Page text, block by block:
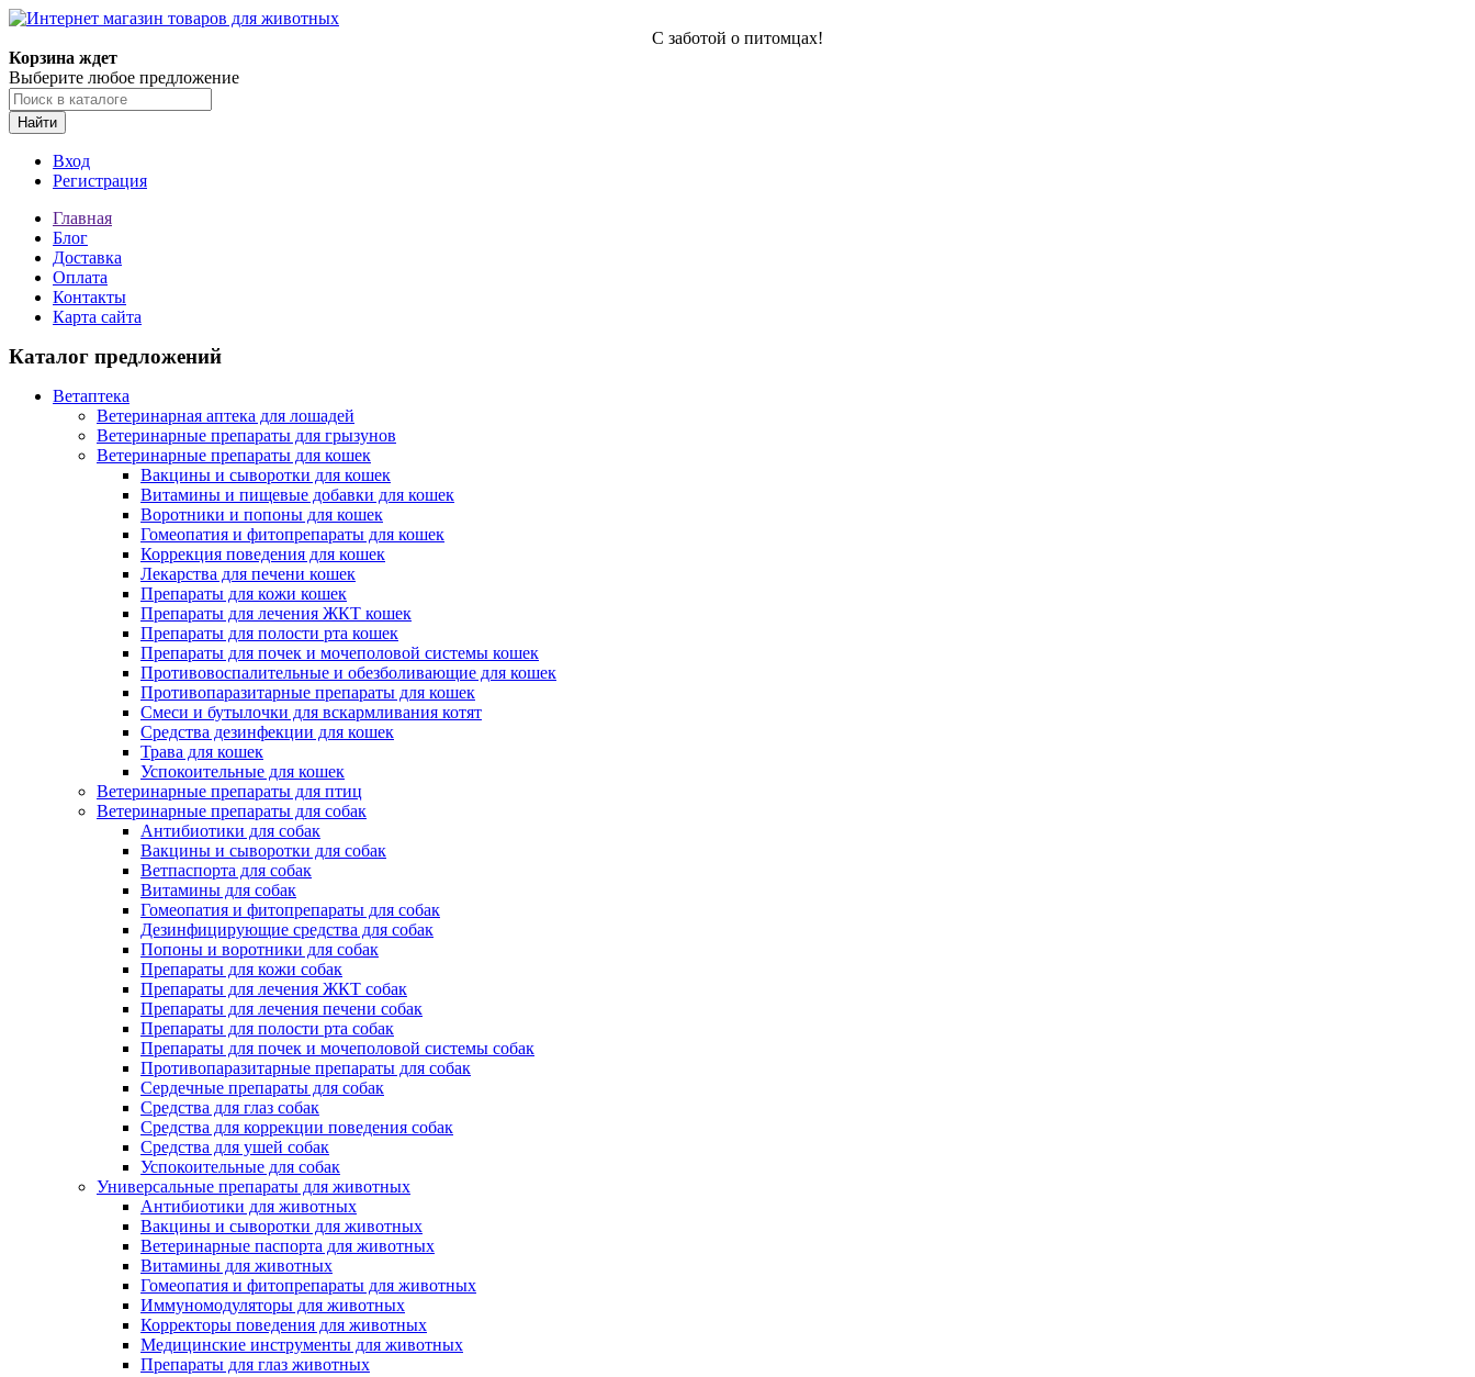
С заботой о питомцах!
Корзина ждет
Выберите любое предложение
Найти
Вход
Регистрация
Главная
Блог
Доставка
Оплата
Контакты
Карта сайта
Каталог предложений
Ветаптека
Ветеринарная аптека для лошадей
Ветеринарные препараты для грызунов
Ветеринарные препараты для кошек
Вакцины и сыворотки для кошек
Витамины и пищевые добавки для кошек
Воротники и попоны для кошек
Гомеопатия и фитопрепараты для кошек
Коррекция поведения для кошек
Лекарства для печени кошек
Препараты для кожи кошек
Препараты для лечения ЖКТ кошек
Препараты для полости рта кошек
Препараты для почек и мочеполовой системы кошек
Противовоспалительные и обезболивающие для кошек
Противопаразитарные препараты для кошек
Смеси и бутылочки для вскармливания котят
Средства дезинфекции для кошек
Трава для кошек
Успокоительные для кошек
Ветеринарные препараты для птиц
Ветеринарные препараты для собак
Антибиотики для собак
Вакцины и сыворотки для собак
Ветпаспорта для собак
Витамины для собак
Гомеопатия и фитопрепараты для собак
Дезинфицирующие средства для собак
Попоны и воротники для собак
Препараты для кожи собак
Препараты для лечения ЖКТ собак
Препараты для лечения печени собак
Препараты для полости рта собак
Препараты для почек и мочеполовой системы собак
Противопаразитарные препараты для собак
Сердечные препараты для собак
Средства для глаз собак
Средства для коррекции поведения собак
Средства для ушей собак
Успокоительные для собак
Универсальные препараты для животных
Антибиотики для животных
Вакцины и сыворотки для животных
Ветеринарные паспорта для животных
Витамины для животных
Гомеопатия и фитопрепараты для животных
Иммуномодуляторы для животных
Корректоры поведения для животных
Медицинские инструменты для животных
Препараты для глаз животных